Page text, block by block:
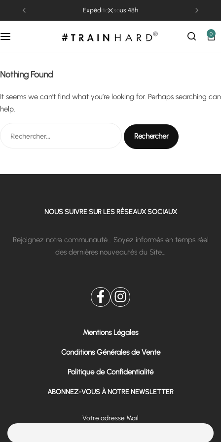
expédition sous 48h
0
Nothing Found
It seems we can’t find what you’re looking for. Perhaps searching can
help.
NOUS SUIVRE SUR LES RÉSEAUX SOCIAUX
Rejoignez notre communauté… Soyez informés en temps réel
des dernières nouveautés du Site…
Mentions Légales
Conditions Générales de Vente
Politique de Confidentialité
ABONNEZ-VOUS À NOTRE NEWSLETTER
Votre adresse Mail